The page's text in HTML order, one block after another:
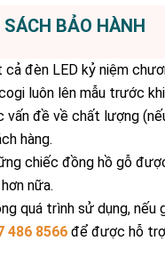
SÁCH BẢO HÀNH
cả đèn LED kỷ niệm
luôn lên mẫu trước
vấn đề về chất lượng
hàng.
chiếc đồng hồ gỗ
hơn nữa.
quá trình sử dụng,
486 8566 để được hỗ